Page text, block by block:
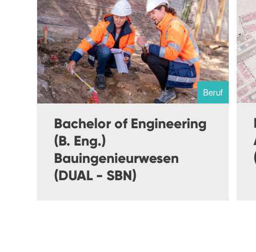
Beruf
Bachelor of Engineering
(B. Eng.)
Bauingenieurwesen
(DUAL - SBN)